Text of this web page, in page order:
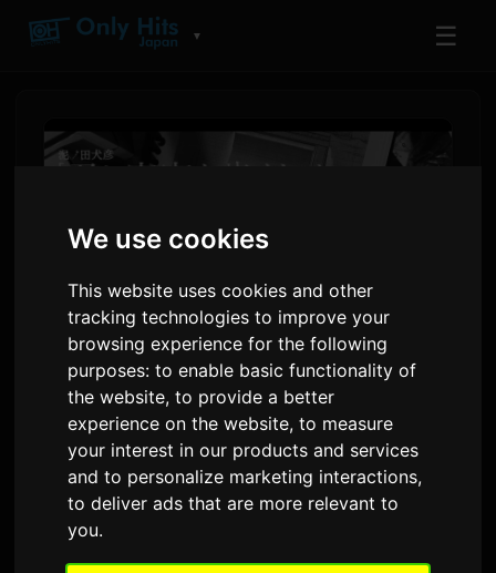
We use cookies
This website uses cookies and other
tracking technologies to improve your
browsing experience for the following
purposes:to enable basic functionality of
the website,to provide a better
experience on the website,to measure
your interest in our products and services
and to personalize marketing interactions,
to deliver ads that are more relevant to
you.
▼ ☰
漫画『きみと宇宙を歩くため
に』、BUMP OF CHICKENと
のコラボ動画を公開
ParSam
1,534 veyes